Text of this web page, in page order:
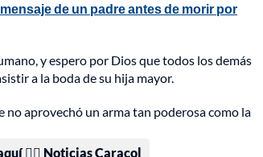
de un padre antes de morir por
y espero por Dios que todos los demás
a la boda de su hija mayor.
no aprovechó un arma tan poderosa como la
👉🏻 Noticias Caracol